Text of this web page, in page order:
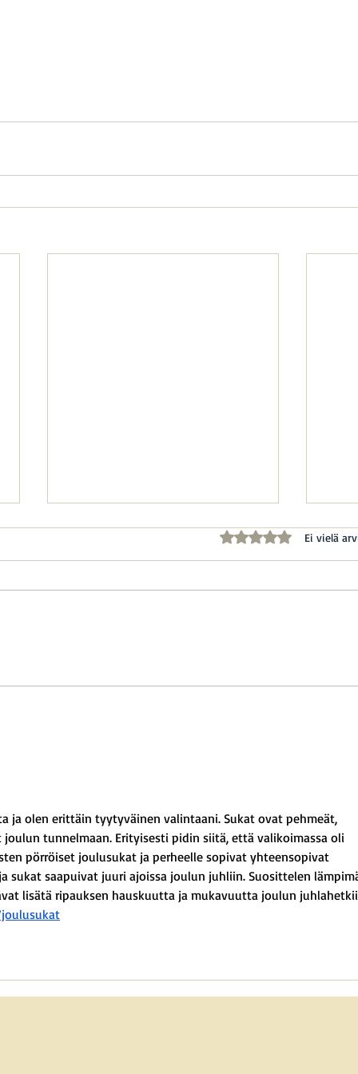
Arvostelun Ei vielä
ja olen erittäin tyytyväinen valintaani. Sukat ovat pehmeät,
tunnelmaan. Erityisesti pidin siitä, että valikoimassa oli
pörröiset joulusukat ja perheelle sopivat yhteensopivat
sukat saapuivat juuri ajoissa joulun juhliin. Suosittelen
lisätä ripauksen hauskuutta ja mukavuutta joulun